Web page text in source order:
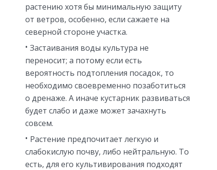
растению хотя бы минимальную защиту
от ветров, особенно, если сажаете на
северной стороне участка.
Застаивания воды культура не
переносит; а потому если есть
вероятность подтопления посадок, то
необходимо своевременно позаботиться
о дренаже. А иначе кустарник развиваться
будет слабо и даже может зачахнуть
совсем.
Растение предпочитает легкую и
слабокислую почву, либо нейтральную. То
есть, для его культивирования подходят